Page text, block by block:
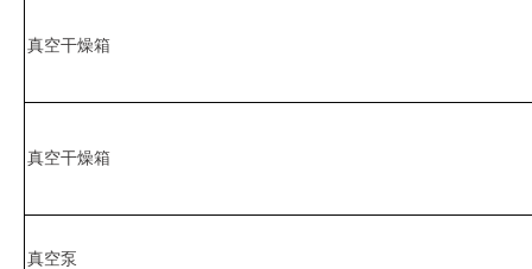
真空干燥箱
真空干燥箱
真空泵